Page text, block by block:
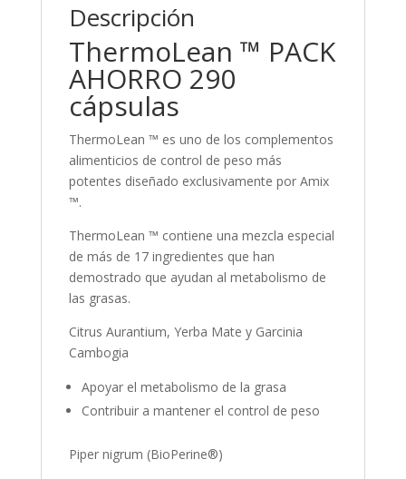
Descripción
ThermoLean ™ PACK
AHORRO 290
cápsulas
ThermoLean ™ es uno de los complementos
alimenticios de control de peso más
potentes diseñado exclusivamente por Amix
™.
ThermoLean ™ contiene una mezcla especial
de más de 17 ingredientes que han
demostrado que ayudan al metabolismo de
las grasas.
Citrus Aurantium, Yerba Mate y Garcinia
Cambogia
Apoyar el metabolismo de la grasa
Contribuir a mantener el control de peso
Piper nigrum (BioPerine®)